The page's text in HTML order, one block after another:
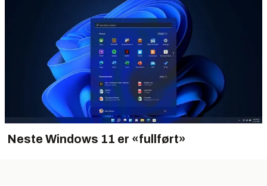
Neste Windows 11 er «fullført»